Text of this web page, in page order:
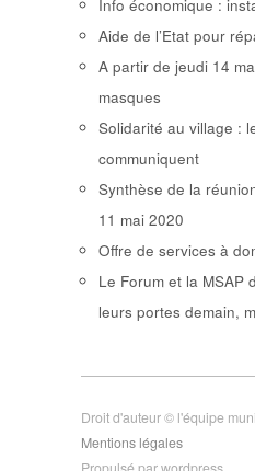
Info économique :
Aide de l’Etat pour
A partir de jeudi 14
masques
Solidarité au village :
communiquent
Synthèse de la
11 mai 2020
Offre de services à
Le Forum et la MSAP
leurs portes demain,
Droit d'auteur © l'équipe
Mentions légales